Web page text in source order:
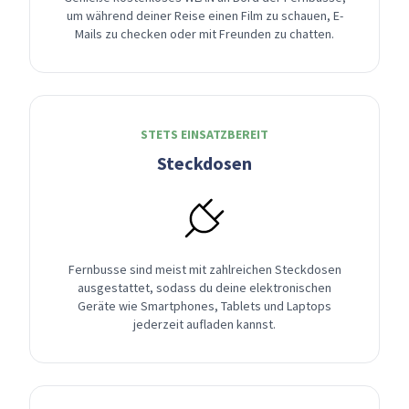
um während deiner Reise einen Film zu schauen, E-
Mails zu checken oder mit Freunden zu chatten.
STETS EINSATZBEREIT
Steckdosen
Fernbusse sind meist mit zahlreichen Steckdosen
ausgestattet, sodass du deine elektronischen
Geräte wie Smartphones, Tablets und Laptops
jederzeit aufladen kannst.